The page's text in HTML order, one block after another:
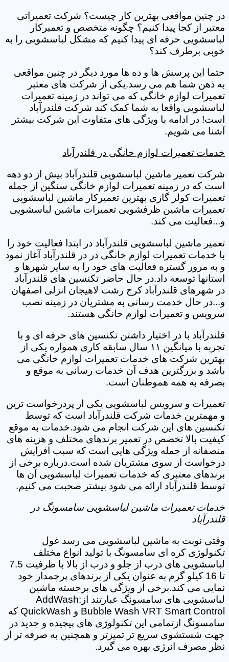
در چنین مواقعی بهترین کار چیست؟ شرکت تعمیراتی
معتبر از کجا پیدا کنیم؟ چگونه متخصص و تعمیرکار
لباسشویی حرفه ای پیدا کنیم که مشکل لباسشویی را به
خوبی برطرف کند؟
حتما این پرسش ها و ده ها مورد دیگر در چنین مواقعی
به ذهن شما هم می رسد.یکی از شرکت های معتبر
تعمیرات لوازم خانگی که می تواند در زمینه تعمیرات
لباسشویی واقعا به شما کمک کند شرکت قلندرآباد
است! در ادامه با ویژگی های متفاوت این شرکت بیشتر
آشنا می شویم.
خدمات تعمیرات لوازم خانگی در قلندرآباد
شرکت تعمیر ماشین لباسشویی قلندرآباد بیش از دو دهه
است که در زمینه تعمیرات لوازم خانگی سنگین از جمله
تعمیرات کولر گازی بهترین تعمیرکار ماشین لباسشویی
تعمیرات ماشین ظرفشویی تعمیرات ماشین لباسشویی
و...فعالیت می کند.
تعمیر ماشین لباسشویی قلندرآباد در ابتدا فعالیت خود را
با خدمات تعمیرات لوازم خانگی در در قلندرآباد آغاز نمود
و به مرور گستره فعالیت های خود را به سایر شهرها و
استانها توسعه داد.در حال حاضر تکنسین های قلندرآباد
در شهرهای قلندرآباد کرج رشت لاهیجان انزلی اصفهان
و...در حال خدمت رسانی به مشتریان در زمینه نصب
سرویس و تعمیرات لوازم خانگی هستند.
قلندرآباد با در اختیار داشتن تکنسین های حرفه ای و با
تجربه با میانگین ۱۱ سال سابقه کاری همواره یکی از
بهترین شرکت های خدمات تعمیرات لوازم خانگی می
باشد و بزرگترین هدف آن خدمات رسانی به موقع و
بصرفه به همه هموطنان است.
تعمیرات و سرویس لباسشویی یکی از پردرخواست ترین
و مهمترین خدمات شرکت قلندرآباد است که توسط
تکنسین های این شرکت انجام می شود.خدمات به موقع
کیفیت بالا تخصص در تعمیر برندهای مختلف و هزینه های
منصفانه از جمله ویژگی هایی است که سبب افزایش
درخواست از سوی مشتریان شده است.درباره برخی از
برندهای معتبری که خدمات تعمیرات لباسشویی آن ها
توسط قلندرآباد ارائه می شود بیشتر صحبت می کنیم.
خدمات تعمیرات ماشین لباسشویی سامسونگ در
قلندرآباد
وقتی نوبت به ماشین لباسشویی می رسد غول
تکنولوژی کره ای سامسونگ با تولید انواع مختلف
لباسشویی های درب از جلو و درب از بالا با ظرفیت 7.5
تا 16 کیلو گرم به عنوان یکی از برندهای پرچمدار خود
نمایی می کند.برخی از ویژگی های برجسته ماشین
لباسشویی های سامسونگ عبارتند از:AddWash
Bubble Wash VRT Smart Control و QuickWash که
سامسونگ ازتمامی این تکنولوژی های پیچیده و جدید در
جهت شستشوی سریع تر تمیزتر و همچنین به صرفه تر از
نظر مصرف انرژی بهره می گیرد.